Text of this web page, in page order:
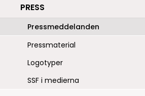
PRESS
Pressmeddelanden
Pressmaterial
Logotyper
SSF i medierna